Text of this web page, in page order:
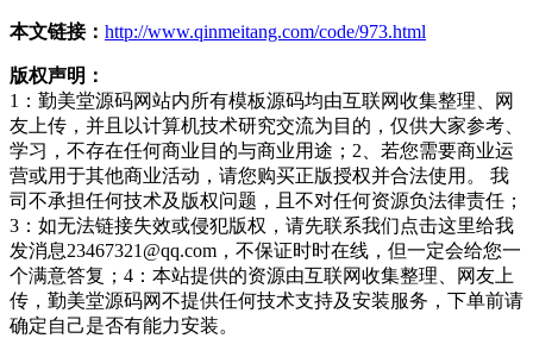
本文链接： http://www.qinmeitang.com/code/973.html
版权声明：
1：勤美堂源码网站内所有模板源码均由互联网收集整理、网
友上传，并且以计算机技术研究交流为目的，仅供大家参考、
学习，不存在任何商业目的与商业用途；2、若您需要商业运
营或用于其他商业活动，请您购买正版授权并合法使用。 我
司不承担任何技术及版权问题，且不对任何资源负法律责任；
3：如无法链接失效或侵犯版权，请先联系我们点击这里给我
发消息23467321@qq.com，不保证时时在线，但一定会给您一
个满意答复；4：本站提供的资源由互联网收集整理、网友上
传，勤美堂源码网不提供任何技术支持及安装服务，下单前请
确定自己是否有能力安装。